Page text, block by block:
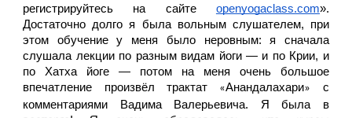
регистрируйтесь на сайте openyogaclass.com».
Достаточно долго я была вольным слушателем, при
этом обучение у меня было неровным: я сначала
слушала лекции по разным видам йоги — и по Крии, и
по Хатха йоге — потом на меня очень большое
впечатление произвёл трактат «Анандалахари»
с
комментариями Вадима Валерьевича. Я была в